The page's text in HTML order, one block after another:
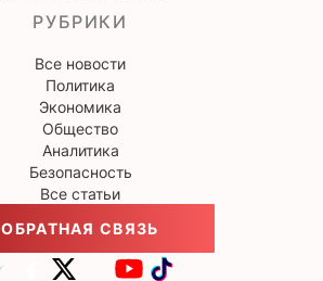
РУБРИКИ
Все новости
Политика
Экономика
Общество
Аналитика
Безопасность
Все статьи
ОБРАТНАЯ СВЯЗЬ